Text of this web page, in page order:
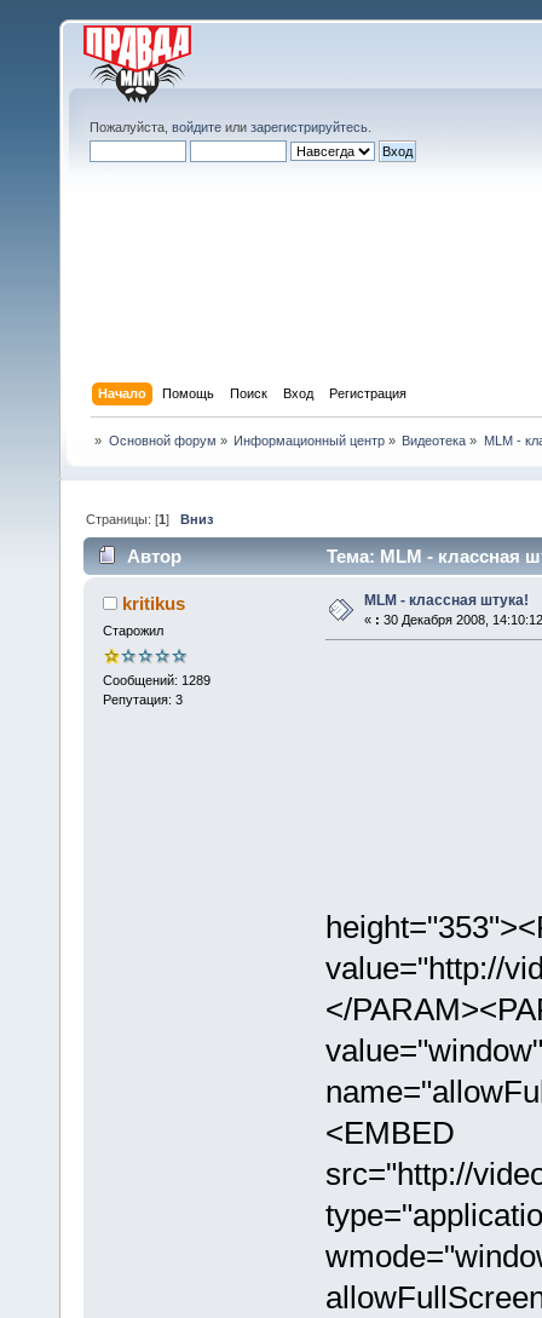
Пожалуйста, войдите или зарегистрируйтесь
Начало Помощь Поиск Вход Регистрация
» Основной форум » Информационный центр» Видеотека » MLM -
Страницы: [1]Вниз
Автор Тема: MLM - классная
kritikus
Старожил
Сообщений: 1289
Репутация: 3
MLM - классная штука!
« : 30 Декабря 2008,
value="http://
</
<EMBED
src="http://